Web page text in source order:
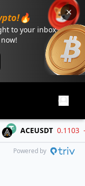
to your inbox
ACEUSDT 0.1103 -
Powered by